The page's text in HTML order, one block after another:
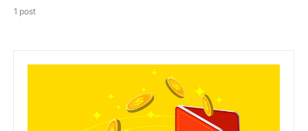
1 post